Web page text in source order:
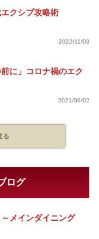
クシブ攻略術
2022/11/09
に」コロナ禍のエク
2021/09/02
る
ログ
メインダイニング